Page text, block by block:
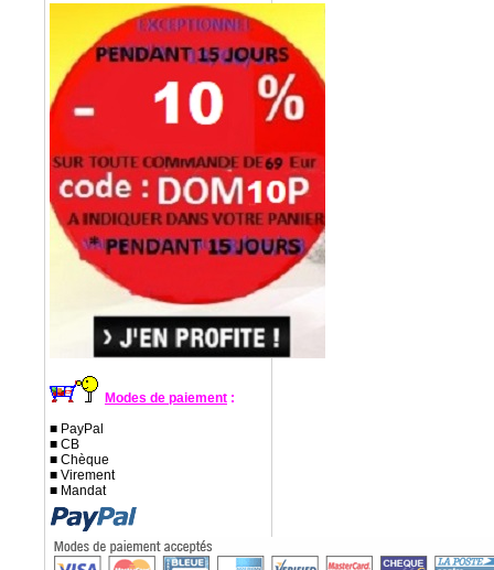
Modes de paiement :
■ PayPal
■ CB
■ Chèque
■ Virement
■ Mandat